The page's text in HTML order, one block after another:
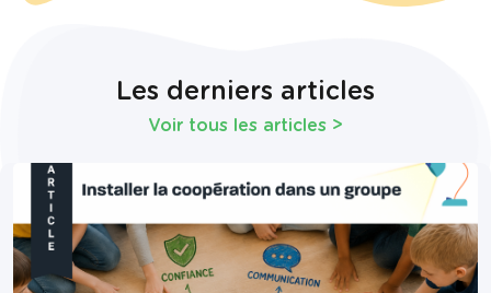
Les derniers articles
Voir tous les articles >